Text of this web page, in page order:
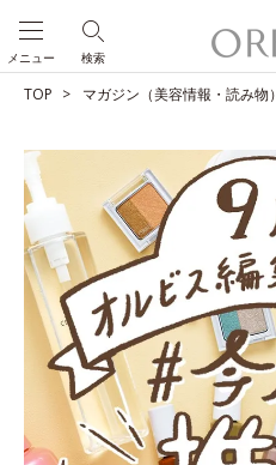
検索
メニュー
TOP マガジン（美容情報・読み物）